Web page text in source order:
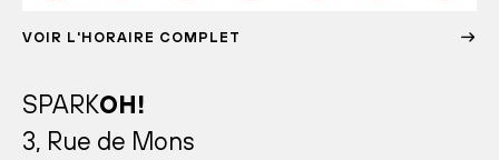
VOIR L'HORAIRE COMPLET
SPARKOH!
3, Rue de Mons